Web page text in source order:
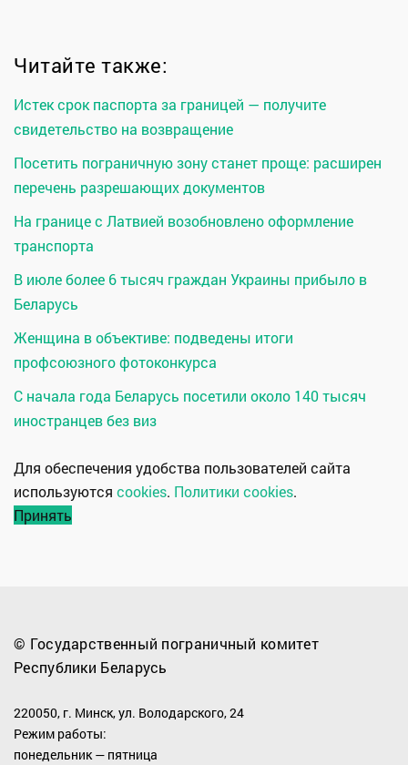
Читайте также:
Истек срок паспорта за границей — получите
свидетельство на возвращение
Посетить пограничную зону станет проще: расширен
перечень разрешающих документов
На границе с Латвией возобновлено оформление
транспорта
В июле более 6 тысяч граждан Украины прибыло в
Беларусь
Женщина в объективе: подведены итоги
профсоюзного фотоконкурса
С начала года Беларусь посетили около 140 тысяч
иностранцев без виз
Для обеспечения удобства пользователей сайта
используются cookies. Политики cookies.
Принять
© Государственный пограничный комитет
Республики Беларусь
220050, г. Минск, ул. Володарского, 24
Режим работы:
понедельник — пятница